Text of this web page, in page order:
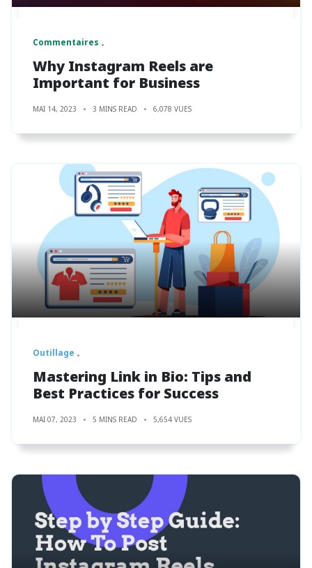
Commentaires
Why Instagram Reels are
Important for Business
MAI 14, 2023 3 MINS READ 6,078 VUES
Outillage
Mastering Link in Bio: Tips and
Best Practices for Success
MAI 07, 2023 5 MINS READ 5,654 VUES